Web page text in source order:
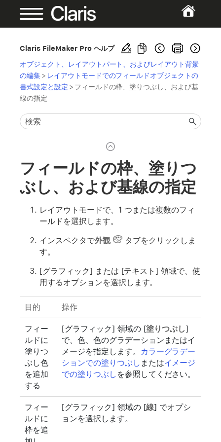
Claris FileMaker Pro ヘルプ
オブジェクト、レイアウトパート、およびレイアウト背景
の編集> レイアウトモードでのフィールドオブジェクトの
書式設定と設定 > フィールドの枠、塗りつぶし、および基
線の指定
フィールドの枠、塗りつ
ぶし、および基線の指定
レイアウトモードで、1 つまたは複数のフィ
ールドを選択します。
インスペクタで外観
タブをクリックしま
す。
[グラフィック] または [テキスト] 領域で、使
用するオプションを選択します。
目的 操作
フィー
ルドに
塗りつ
ぶし色
を追加
する
[グラフィック] 領域の [塗りつぶし]
で、色、色のグラデーションまたはイ
メージを指定します。
カラーグラデー
ションでの塗りつぶし またはイメージ
での塗りつぶし を参照してください。
フィー
ルドに
枠を追
[グラフィック] 領域の [線] でオプシ
ョンを選択します。